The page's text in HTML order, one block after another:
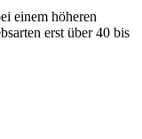
einem höheren
erst über 40 bis